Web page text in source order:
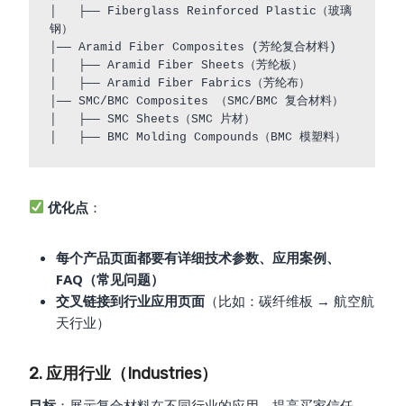
│   ├── Fiberglass Reinforced Plastic（玻璃
钢）
│── Aramid Fiber Composites (芳纶复合材料)
│   ├── Aramid Fiber Sheets（芳纶板）
│   ├── Aramid Fiber Fabrics（芳纶布）
│── SMC/BMC Composites （SMC/BMC 复合材料）
│   ├── SMC Sheets（SMC 片材）
优化点 ：
每个产品页面都要有详细技术参数、应用案例、
FAQ（常见问题）
交叉链接到行业应用页面 （比如：碳纤维板 → 航空航
天行业）
2. 应用行业（Industries）